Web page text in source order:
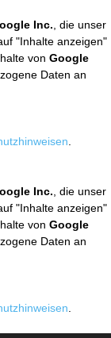
Inc. , die unser
"Inhalte anzeigen"
von Google
Daten an
Inc. , die unser
"Inhalte anzeigen"
von Google
Daten an